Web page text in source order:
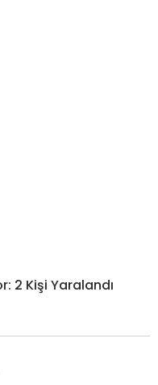
2 Kişi Yaralandı